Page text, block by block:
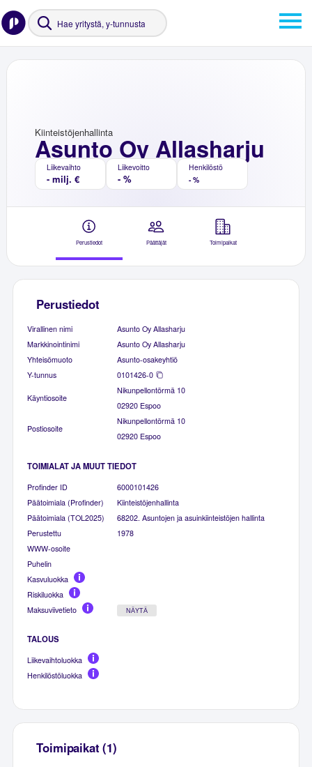
Asunto Oy Allasharju
Kiinteistöjenhallinta
Liikevaihto
- milj. €
Liikevoitto
- %
Henkilöstö
- %
Perustiedot Päättäjät Toimipaikat
Perustiedot
Virallinen nimi
Asunto Oy Allasharju
Markkinointinimi
Asunto Oy Allasharju
Yhteisömuoto
Asunto-osakeyhtiö
Y-tunnus
0101426-0
Käyntiosoite
Nikunpellontörmä 10
02920 Espoo
Postiosoite
Nikunpellontörmä 10
02920 Espoo
TOIMIALAT JA MUUT TIEDOT
Profinder ID
6000101426
Päätoimiala (Profinder)
Kiinteistöjenhallinta
Päätoimiala (TOL2025)
68202. Asuntojen ja asuinkiinteistöjen hallinta
Perustettu
1978
WWW-osoite
Puhelin
Kasvuluokka
Riskiluokka
Maksuviivetieto
NÄYTÄ
TALOUS
Liikevaihtoluokka
Henkilöstöluokka
Toimipaikat (1)